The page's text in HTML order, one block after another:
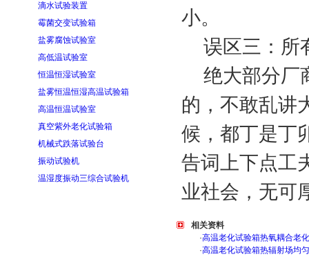
滴水试验装置
霉菌交变试验箱
盐雾腐蚀试验室
高低温试验室
恒温恒湿试验室
盐雾恒温恒湿高温试验箱
高温恒温试验室
真空紫外老化试验箱
机械式跌落试验台
振动试验机
温湿度振动三综合试验机
小。
误区三：所
绝大部分厂
的，不敢乱讲
候，都丁是丁
告词上下点工
业社会，无可
相关资料
·高温老化试验箱热氧耦合老
·高温老化试验箱热辐射场均